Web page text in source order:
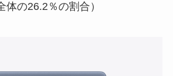
体の26.2％の割合）